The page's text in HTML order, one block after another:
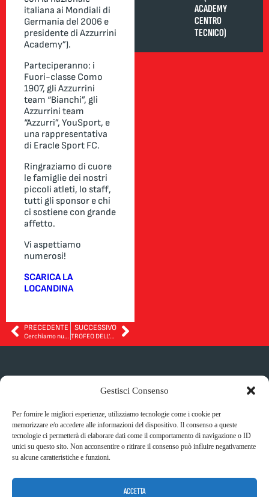
Gestisci Consenso
Per fornire le migliori esperienze, utilizziamo tecnologie come i cookie per
memorizzare e/o accedere alle informazioni del dispositivo. Il consenso a queste
tecnologie ci permetterà di elaborare dati come il comportamento di navigazione o ID
unici su questo sito. Non acconsentire o ritirare il consenso può influire negativamente
su alcune caratteristiche e funzioni.
ACCETTA
italiana ai Mondiali di
Germania del 2006 e
presidente di Azzurrini
Academy”).
Parteciperanno: i
Fuori-classe Como
1907, gli Azzurrini
team “Bianchi”, gli
Azzurrini team
“Azzurri”, YouSport, e
una rappresentativa
di Eracle Sport FC.
Ringraziamo di cuore
le famiglie dei nostri
piccoli atleti, lo staff,
tutti gli sponsor e chi
ci sostiene con grande
affetto.
Vi aspettiamo
numerosi!
SCARICA LA
LOCANDINA
PRECEDENTE
Cerchiamo nuovi talenti!
SUCCESSIVO
TROFEO DELL’AUTUNNO LARIANO
ACADEMY
CENTRO
TECNICO)
DOVE CI
ALLENIAMO
Indirizzo:
Via Roma 44,
22070,
Casnate Con
Bernate (CO)
Privacy policy
Cookie policy
Safeguarding